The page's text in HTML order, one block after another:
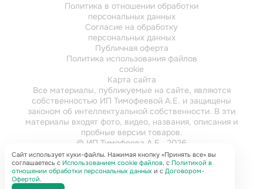
Политика в отношении обработки
персональных данных
Согласие на обработку
персональных данных
Публичная оферта
Политика использования файлов
cookie
Карта сайта
Все материалы, публикуемые на сайте, являются
собственностью ИП Тимофеевой А.Е. и защищены
законом об интеллектуальной собственности. В эти
материалы входят фото, видео, названия, описания и
пробные версии товаров.
© ИП Тимофеева А.Е., 2026
ИНН 784202616921
Сайт использует куки-файлы. Нажимая кнопку «Принять все» вы
соглашаетесь с Использованием cookie файлов, с Политикой в
отношении обработки персональных данных и с Договором-
Офертой.